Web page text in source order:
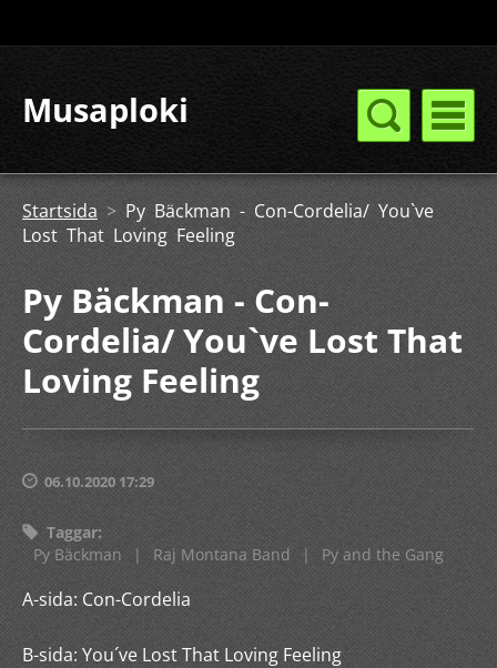
Musaploki
Startsida > Py Bäckman - Con-Cordelia/ You`ve
Lost That Loving Feeling
Py Bäckman - Con-
Cordelia/ You`ve Lost That
Loving Feeling
06.10.2020 17:29
Taggar:
Py Bäckman
| Raj Montana Band | Py and the Gang
A-sida: Con-Cordelia
B-sida: You´ve Lost That Loving Feeling